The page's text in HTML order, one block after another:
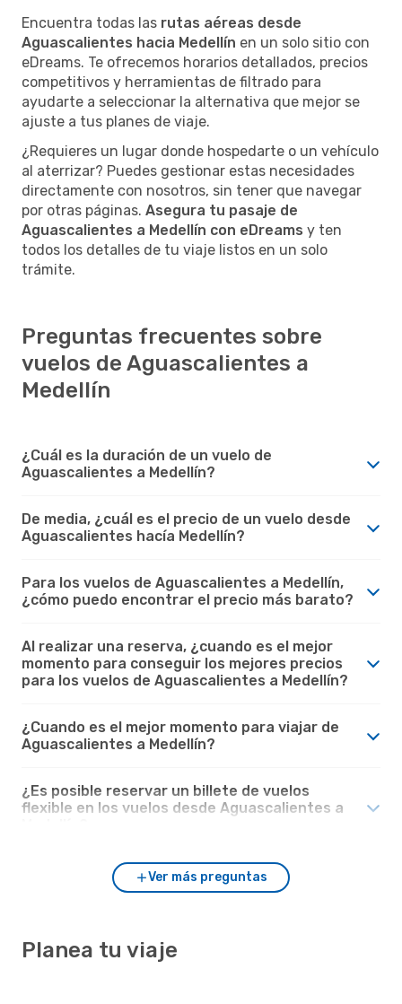
Encuentra todas las rutas aéreas desde
Aguascalientes hacia Medellín en un solo sitio con
eDreams. Te ofrecemos horarios detallados, precios
competitivos y herramientas de filtrado para
ayudarte a seleccionar la alternativa que mejor se
ajuste a tus planes de viaje.
¿Requieres un lugar donde hospedarte o un vehículo
al aterrizar? Puedes gestionar estas necesidades
directamente con nosotros, sin tener que navegar
por otras páginas. Asegura tu pasaje de
Aguascalientes a Medellín con eDreams y ten
todos los detalles de tu viaje listos en un solo
trámite.
Preguntas frecuentes sobre
vuelos de Aguascalientes a
Medellín
¿Cuál es la duración de un vuelo de
Aguascalientes a Medellín?
De media, ¿cuál es el precio de un vuelo desde
Aguascalientes hacía Medellín?
Para los vuelos de Aguascalientes a Medellín,
¿cómo puedo encontrar el precio más barato?
Al realizar una reserva, ¿cuando es el mejor
momento para conseguir los mejores precios
para los vuelos de Aguascalientes a Medellín?
¿Cuando es el mejor momento para viajar de
Aguascalientes a Medellín?
¿Es posible reservar un billete de vuelos
flexible en los vuelos desde Aguascalientes a
Ver más preguntas
Planea tu viaje